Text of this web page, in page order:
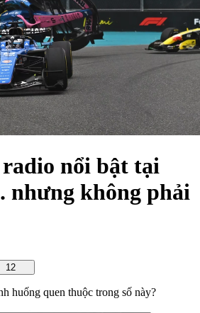
nổi bật tại
nhưng không phải
12
huống quen thuộc trong số này?